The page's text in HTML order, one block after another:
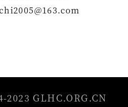
2023 GLHC.ORG.CN